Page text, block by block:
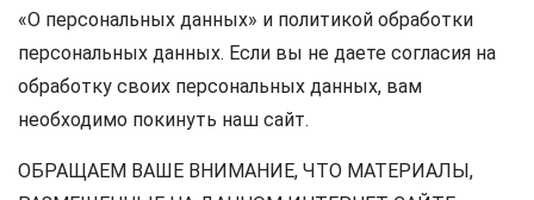
«О персональных данных» и политикой обработки
персональных данных. Если вы не даете согласия на
обработку своих персональных данных, вам
необходимо покинуть наш сайт.
ОБРАЩАЕМ ВАШЕ ВНИМАНИЕ, ЧТО МАТЕРИАЛЫ,